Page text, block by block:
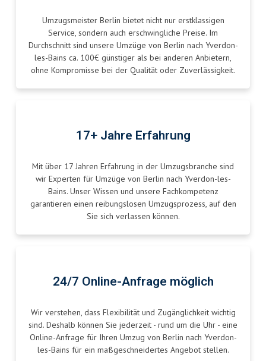
Umzugsmeister Berlin bietet nicht nur erstklassigen
Service, sondern auch erschwingliche Preise. Im
Durchschnitt sind unsere Umzüge von Berlin nach Yverdon-
les-Bains ca. 100€ günstiger als bei anderen Anbietern,
ohne Kompromisse bei der Qualität oder Zuverlässigkeit.
17+ Jahre Erfahrung
Mit über 17 Jahren Erfahrung in der Umzugsbranche sind
wir Experten für Umzüge von Berlin nach Yverdon-les-
Bains. Unser Wissen und unsere Fachkompetenz
garantieren einen reibungslosen Umzugsprozess, auf den
Sie sich verlassen können.
24/7 Online-Anfrage möglich
Wir verstehen, dass Flexibilität und Zugänglichkeit wichtig
sind. Deshalb können Sie jederzeit - rund um die Uhr - eine
Online-Anfrage für Ihren Umzug von Berlin nach Yverdon-
les-Bains für ein maßgeschneidertes Angebot stellen.